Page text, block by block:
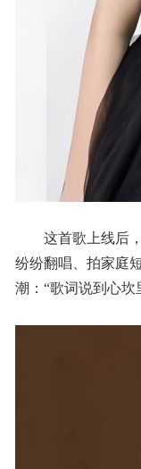
这首歌上线后
纷纷翻唱、拍家庭
潮：“歌词说到心坎